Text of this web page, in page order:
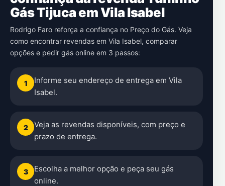
Gás Tijuca em Vila Isabel
Rodrigo Faro reforça a confiança no Preço do Gás. Veja
como encontrar revendas em Vila Isabel, comparar
opções e pedir gás online em 3 passos:
1
Informe seu endereço de entrega em Vila
Isabel.
2
Veja as revendas disponíveis, com preço e
prazo de entrega.
3
Escolha a melhor opção e peça seu gás
online.